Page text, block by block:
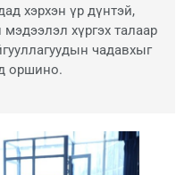
хэрхэн үр дүнтэй,
хүргэх талаар
чадавхыг
оршино.